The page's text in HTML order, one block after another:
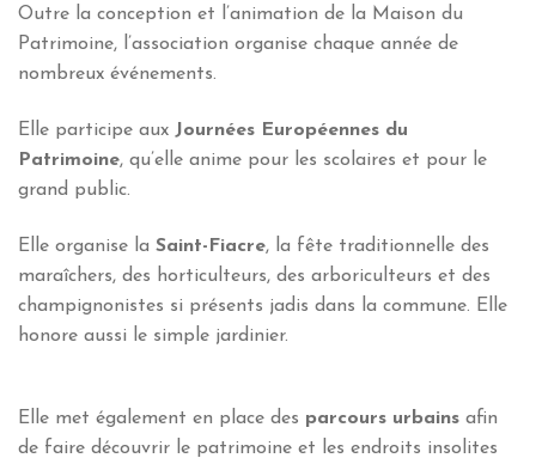
Outre la conception et l’animation de la Maison du
Patrimoine, l’association organise chaque année de
nombreux événements.
Elle participe aux Journées Européennes du
Patrimoine, qu’elle anime pour les scolaires et pour le
grand public.
Elle organise la Saint-Fiacre, la fête traditionnelle des
maraîchers, des horticulteurs, des arboriculteurs et des
champignonistes si présents jadis dans la commune. Elle
honore aussi le simple jardinier.
Elle met également en place des parcours urbains afin
de faire découvrir le patrimoine et les endroits insolites